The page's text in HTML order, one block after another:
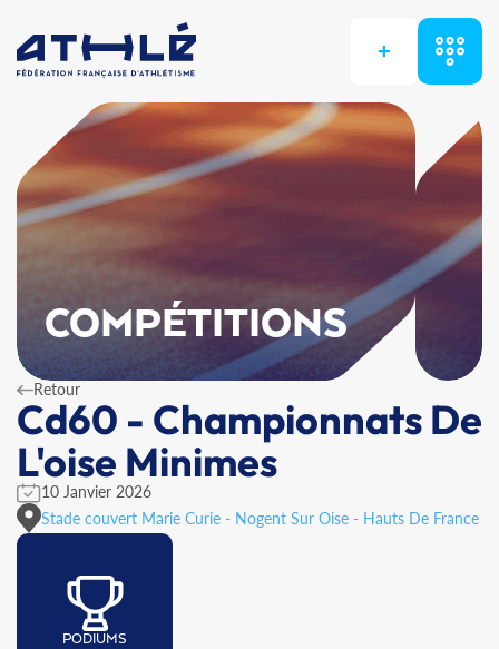
+
COMPÉTITIONS
Retour
Cd60 - Championnats De
L'oise Minimes
10 Janvier 2026
Stade couvert Marie Curie - Nogent Sur Oise - Hauts De France
PODIUMS